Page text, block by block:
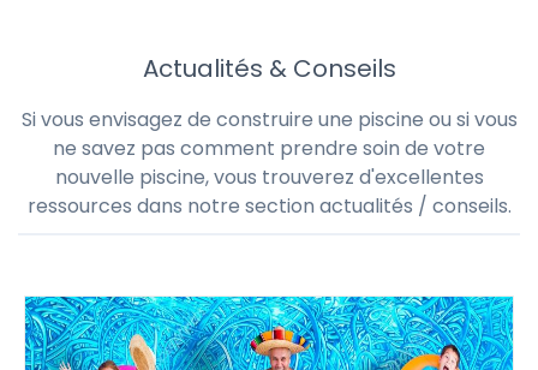
Actualités & Conseils
Si vous envisagez de construire une piscine ou si vous
ne savez pas comment prendre soin de votre
nouvelle piscine, vous trouverez d'excellentes
ressources dans notre section actualités / conseils.